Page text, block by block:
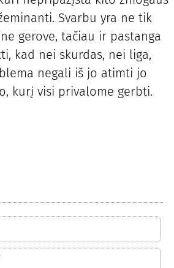
Svarbu yra ne tik
gerove, tačiau ir pastanga
kad nei skurdas, nei liga,
negali iš jo atimti jo
kurį visi privalome gerbti.